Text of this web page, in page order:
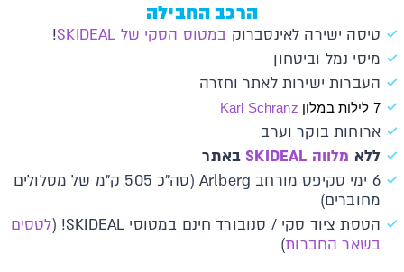
הרכב החבילה
טיסה ישירה לאינסברוק במטוס הסקי של SKIDEAL
!
מיסי נמל וביטחון
העברות ישירות לאתר וחזרה
7 לילות במלון Karl Schranz
ארוחות בוקר וערב
ללא מלווה SKIDEAL
באתר
6 ימי סקיפס מורחב Arlberg (סה"כ 505 ק"מ של מסלולים
מחוברים)
הטסת ציוד סקי / סנובורד חינם במטוסי SKIDEAL! (
לטסים
בשאר החברות)